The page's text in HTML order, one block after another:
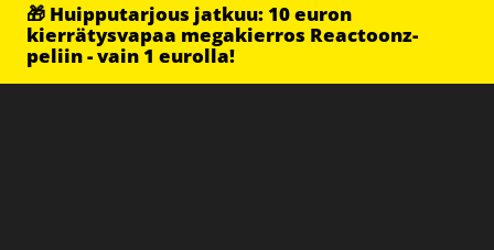
🎁 Huipputarjous jatkuu: 10 euron
kierrätysvapaa megakierros Reactoonz-
peliin - vain 1 eurolla!